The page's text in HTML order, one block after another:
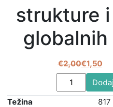
strukture
€2,00
Izvorna
cijena
bila
€1,50
Trenutna
cijena
je:
Gurvičevo
shvatanje
Težina
817